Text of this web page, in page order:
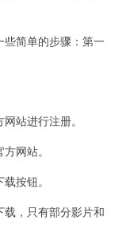
简单的步骤：第一
站进行注册。
网站。
按钮。
，只有部分影片和